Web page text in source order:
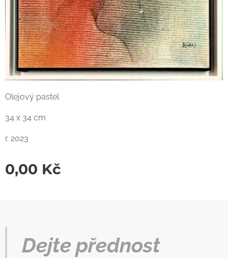
Olejový pastel
34 x 34 cm
r. 2023
0,00 Kč
Dejte přednost